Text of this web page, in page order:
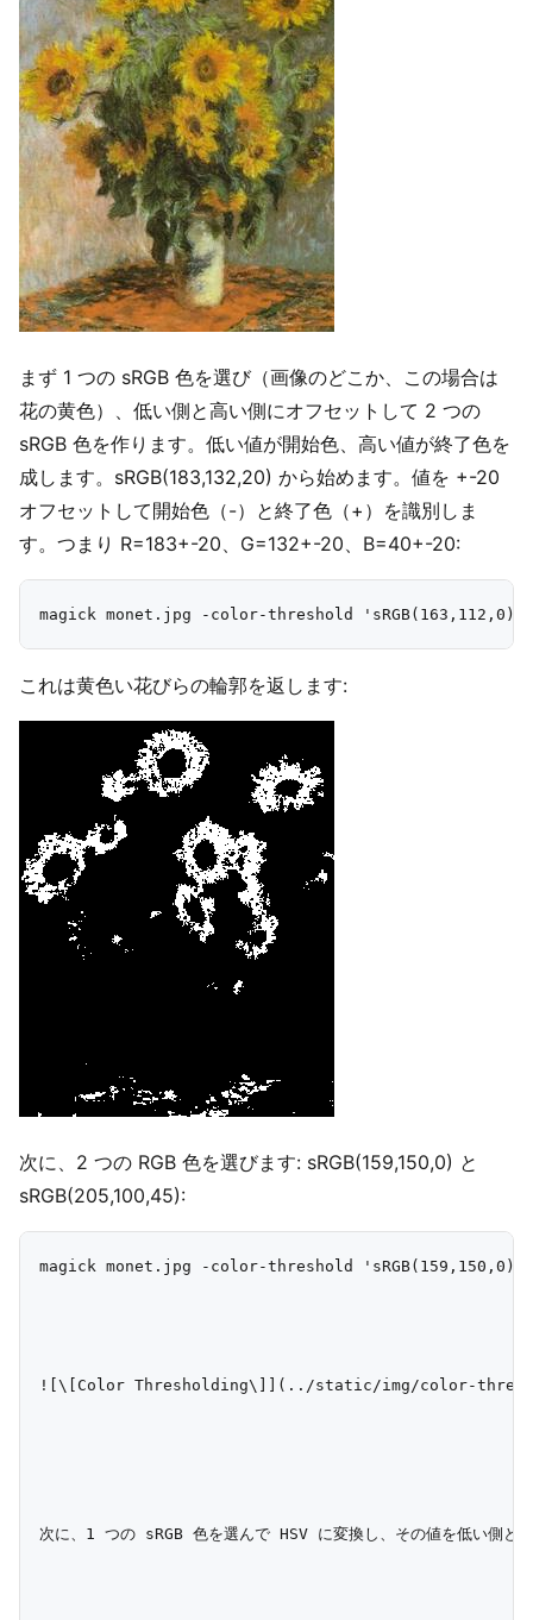
まず 1 つの sRGB 色を選び（画像のどこか、この場合は
花の黄色）、低い側と高い側にオフセットして 2 つの
sRGB 色を作ります。低い値が開始色、高い値が終了色を
成します。sRGB(183,132,20) から始めます。値を +-20
オフセットして開始色（-）と終了色（+）を識別しま
す。つまり R=183+-20、G=132+-20、B=40+-20:
これは黄色い花びらの輪郭を返します:
次に、2 つの RGB 色を選びます: sRGB(159,150,0) と
sRGB(205,100,45):
magick monet.jpg -color-threshold 'sRGB(159,150,0)-
![\[Color Thresholding\]](../static/img/color-
次に、1 つの sRGB 色を選んで HSV に変換し、その値を低い側